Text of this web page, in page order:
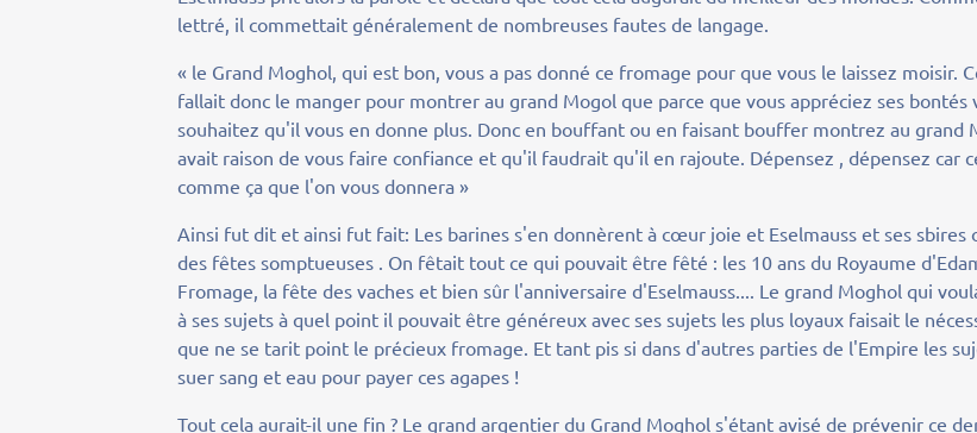
lettré, il commettait généralement de nombreuses fautes de langage.
« le Grand Moghol, qui est bon, vous a pas donné ce fromage pour que vous le laissez moisir.
fallait donc le manger pour montrer au grand Mogol que parce que vous appréciez ses bontés
souhaitez qu'il vous en donne plus. Donc en bouffant ou en faisant bouffer montrez au grand
avait raison de vous faire confiance et qu'il faudrait qu'il en rajoute. Dépensez , dépensez car
comme ça que l'on vous donnera »
Ainsi fut dit et ainsi fut fait: Les barines s'en donnèrent à cœur joie et Eselmauss et ses sbires
des fêtes somptueuses . On fêtait tout ce qui pouvait être fêté : les 10 ans du Royaume
Fromage, la fête des vaches et bien sûr l'anniversaire d'Eselmauss.... Le grand Moghol qui
à ses sujets à quel point il pouvait être généreux avec ses sujets les plus loyaux faisait le
que ne se tarit point le précieux fromage. Et tant pis si dans d'autres parties de l'Empire les
suer sang et eau pour payer ces agapes !
Tout cela aurait-il une fin ? Le grand argentier du Grand Moghol s'étant avisé de prévenir ce